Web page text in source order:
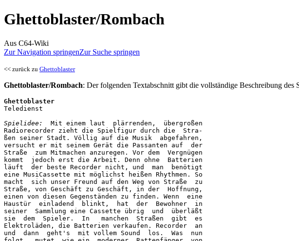
Ghettoblaster/Rombach
Aus C64-Wiki
Zur Navigation springenZur Suche springen
<< zurück zu Ghettoblaster
Ghettoblaster/Rombach: Der folgenden Textabschnitt gibt die vollständige Beschreibung des
Ghettoblaster
Teledienst
Spielidee:
  Mit einem laut  plärrenden,  übergroßen
Radiorecorder zieht die Spielfigur durch die  Stra-
ßen seiner Stadt. Völlig auf die Musik  abgefahren,
versucht er mit seinem Gerät die Passanten auf  der
Straße  zum Mitmachen anzuregen. Vor dem  Vergnügen
kommt  jedoch erst die Arbeit. Denn ohne  Batterien
läuft  der beste Recorder nicht, und  man  benötigt
eine MusiCassette mit möglichst heißen Rhythmen. So
macht  sich unser Freund auf den Weg von Straße  zu
Straße, von Geschäft zu Geschäft, in der  Hoffnung,
einen von diesen Gegenständen zu finden. Wenn  eine
Haustür  einladend  blinkt,  hat  der  Bewohner  in
seiner  Sammlung eine Cassette übrig  und  überläßt
sie  dem  Spieler.  In   manchen  Straßen  gibt  es
Elektroläden, die Batterien verkaufen. Recorder  an
und  dann  geht's  mit vollem Sound  los.  Was  nun